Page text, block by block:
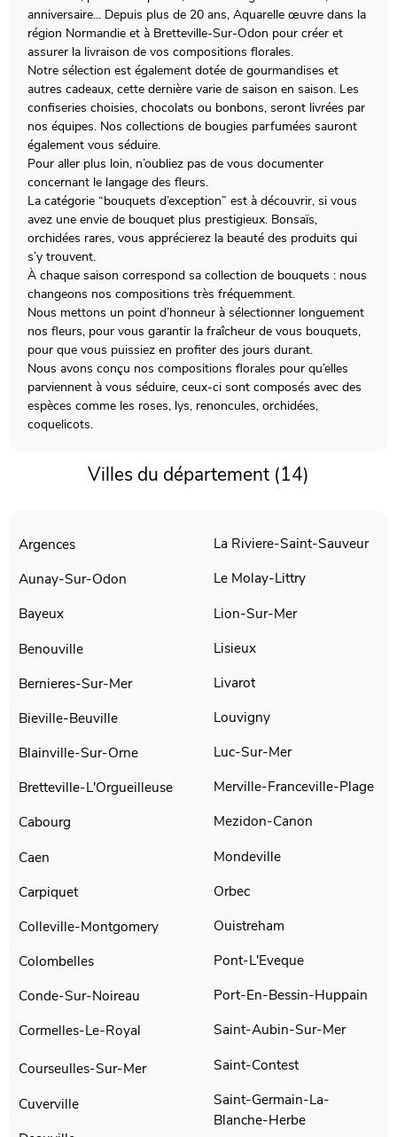
anniversaire... Depuis plus de 20 ans, Aquarelle œuvre dans la
région Normandie et à Bretteville-Sur-Odon pour créer et
assurer la livraison de vos compositions florales.
Notre sélection est également dotée de gourmandises et
autres cadeaux, cette dernière varie de saison en saison. Les
confiseries choisies, chocolats ou bonbons, seront livrées par
nos équipes. Nos collections de bougies parfumées sauront
également vous séduire.
Pour aller plus loin, n’oubliez pas de vous documenter
concernant le langage des fleurs.
La catégorie “bouquets d’exception” est à découvrir, si vous
avez une envie de bouquet plus prestigieux. Bonsaïs,
orchidées rares, vous apprécierez la beauté des produits qui
s’y trouvent.
À chaque saison correspond sa collection de bouquets : nous
changeons nos compositions très fréquemment.
Nous mettons un point d’honneur à sélectionner longuement
nos fleurs, pour vous garantir la fraîcheur de vous bouquets,
pour que vous puissiez en profiter des jours durant.
Nous avons conçu nos compositions florales pour qu’elles
parviennent à vous séduire, ceux-ci sont composés avec des
espèces comme les roses, lys, renoncules, orchidées,
coquelicots.
Villes du département (14)
Argences
Aunay-Sur-Odon
Bayeux
Benouville
Bernieres-Sur-Mer
Bieville-Beuville
Blainville-Sur-Orne
Bretteville-L'Orgueilleuse
Cabourg
Caen
Carpiquet
Colleville-Montgomery
Colombelles
Conde-Sur-Noireau
Cormelles-Le-Royal
Courseulles-Sur-Mer
Cuverville
La Riviere-Saint-Sauveur
Le Molay-Littry
Lion-Sur-Mer
Lisieux
Livarot
Louvigny
Luc-Sur-Mer
Merville-Franceville-Plage
Mezidon-Canon
Mondeville
Orbec
Ouistreham
Pont-L'Eveque
Port-En-Bessin-Huppain
Saint-Aubin-Sur-Mer
Saint-Contest
Saint-Germain-La-
Blanche-Herbe